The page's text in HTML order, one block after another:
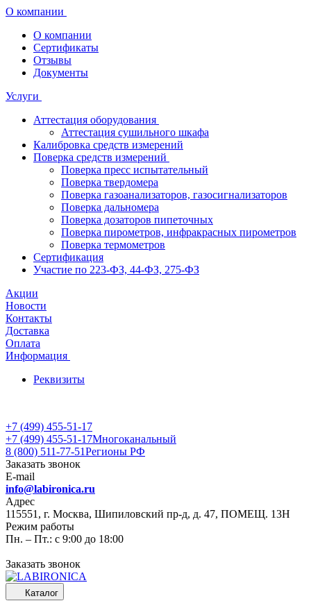
О компании
О компании
Сертификаты
Отзывы
Документы
Услуги
Аттестация оборудования
Аттестация сушильного шкафа
Калибровка средств измерений
Поверка средств измерений
Поверка пресс испытательный
Поверка твердомера
Поверка газоанализаторов, газосигнализаторов
Поверка дальномера
Поверка дозаторов пипеточных
Поверка пирометров, инфракрасных пирометров
Поверка термометров
Сертификация
Участие по 223-ФЗ, 44-ФЗ, 275-ФЗ
Акции
Новости
Контакты
Доставка
Оплата
Информация
Реквизиты
+7 (499) 455-51-17
+7 (499) 455-51-17Многоканальный
8 (800) 511-77-51Регионы РФ
Заказать звонок
E-mail
info@labironica.ru
Адрес
115551, г. Москва, Шипиловский пр-д, д. 47, ПОМЕЩ. 13Н
Режим работы
Пн. – Пт.: с 9:00 до 18:00
Заказать звонок
Каталог